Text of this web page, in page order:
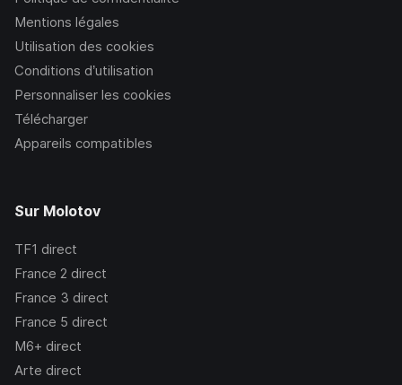
Mentions légales
Utilisation des cookies
Conditions d’utilisation
Personnaliser les cookies
Télécharger
Appareils compatibles
Sur Molotov
TF1 direct
France 2 direct
France 3 direct
France 5 direct
M6+ direct
Arte direct